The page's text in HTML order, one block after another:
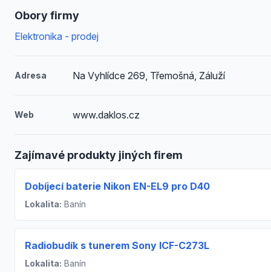
Obory firmy
Elektronika - prodej
Adresa Na Vyhlídce 269, Třemošná, Záluží
Web www.daklos.cz
Zajímavé produkty jiných firem
Dobíjecí baterie Nikon EN-EL9 pro D40
Lokalita: Banín
Radiobudík s tunerem Sony ICF-C273L
Lokalita: Banín